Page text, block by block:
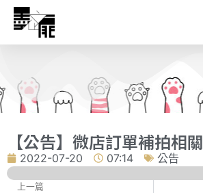
【公告】微店訂單補拍相關
2022-07-20 07:14 公告
上一篇